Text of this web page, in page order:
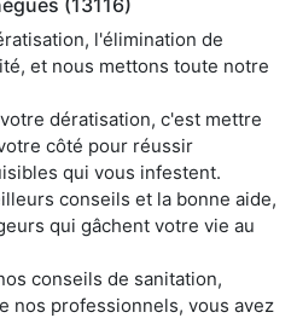
l'élimination de
et nous mettons toute notre
dératisation, c'est mettre
côté pour réussir
qui vous infestent.
conseils et la bonne aide,
qui gâchent votre vie au
conseils de sanitation,
nos professionnels, vous avez